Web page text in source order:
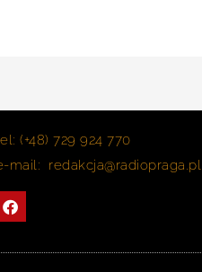
(+48) 729 924 770
mail: redakcja@radiopraga.pl
F
a
b